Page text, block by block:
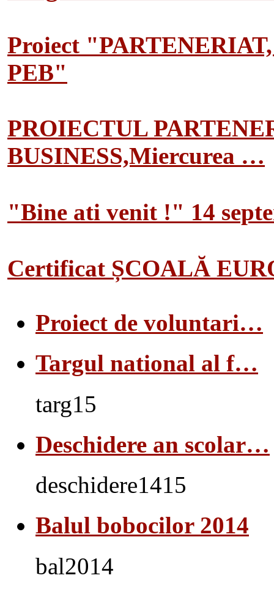
Proiect
PEB"
PROIECTUL
BUSINESS,Miercurea …
"Bine ati venit !" 14
Certificat ȘCOALĂ
Proiect de voluntari…
Targul national al f…
targ15
Deschidere an scolar…
deschidere1415
Balul bobocilor 2014
bal2014